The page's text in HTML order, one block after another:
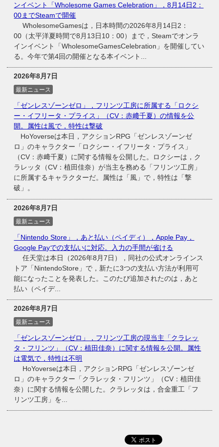
ンイベント「Wholesome Games Celebration」，8月14日2：
00までSteamで開催
WholesomeGamesは，日本時間の2026年8月14日2：
00（太平洋夏時間で8月13日10：00）まで，Steamでオンラ
インイベント「WholesomeGamesCelebration」を開催してい
る。今年で第4回の開催となる本イベント...
2026年8月7日
最新ニュース
「ゼンレスゾーンゼロ」，フリンツ工房に所属する「ロクシ
ー・イフリータ・プライス」（CV：赤﨑千夏）の情報を公
開。属性は風で，特性は撃破
HoYoverseは本日，アクションRPG「ゼンレスゾーンゼ
ロ」のキャラクター「ロクシー・イフリータ・プライス」
（CV：赤﨑千夏）に関する情報を公開した。ロクシーは，ク
ラレッタ（CV：植田佳奈）が当主を務める「フリンツ工房」
に所属するキャラクターだ。属性は「風」で，特性は「撃
破」。
2026年8月7日
最新ニュース
「Nintendo Store」，あと払い（ペイディ），Apple Pay，
Google Payでの支払いに対応。入力の手間が省ける
任天堂は本日（2026年8月7日），同社の公式オンラインス
トア「NintendoStore」で，新たに3つの支払い方法が利用可
能になったことを発表した。このたび追加されたのは，あと
払い（ペイデ...
2026年8月7日
最新ニュース
「ゼンレスゾーンゼロ」，フリンツ工房の現当主「クラレッ
タ・フリンツ」（CV：植田佳奈）に関する情報を公開。属性
は電気で，特性は不明
HoYoverseは本日，アクションRPG「ゼンレスゾーンゼ
ロ」のキャラクター「クラレッタ・フリンツ」（CV：植田佳
奈）に関する情報を公開した。クラレッタは，合金重工「フ
リンツ工房」を...